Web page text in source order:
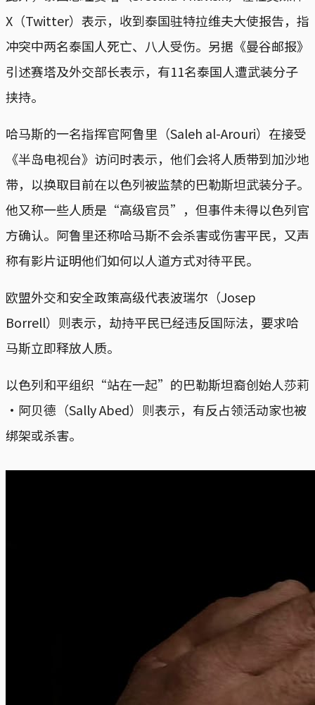
X（Twitter）表示，收到泰国驻特拉维夫大使报告，指
冲突中两名泰国人死亡、八人受伤。另据《曼谷邮报》
引述赛塔及外交部长表示，有11名泰国人遭武装分子
挟持。
哈马斯的一名指挥官阿鲁里（Saleh al-Arouri）在接受
《半岛电视台》访问时表示，他们会将人质带到加沙地
带，以换取目前在以色列被监禁的巴勒斯坦武装分子。
他又称一些人质是“高级官员”，但事件未得以色列官
方确认。阿鲁里还称哈马斯不会杀害或伤害平民，又声
称有影片证明他们如何以人道方式对待平民。
欧盟外交和安全政策高级代表波瑞尔（Josep
Borrell）则表示，劫持平民已经违反国际法，要求哈
马斯立即释放人质。
以色列和平组织“站在一起”的巴勒斯坦裔创始人莎莉
·阿贝德（Sally Abed）则表示，有反占领活动家也被
绑架或杀害。